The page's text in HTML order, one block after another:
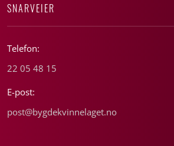
SNARVEIER
Telefon:
22 05 48 15
E-post:
post@bygdekvinnelaget.no